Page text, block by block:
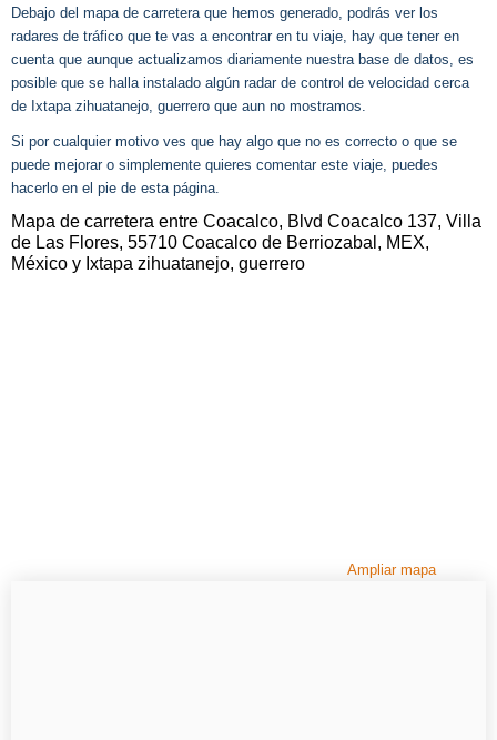
Debajo del mapa de carretera que hemos generado, podrás ver los
radares de tráfico que te vas a encontrar en tu viaje, hay que tener en
cuenta que aunque actualizamos diariamente nuestra base de datos, es
posible que se halla instalado algún radar de control de velocidad cerca
de Ixtapa zihuatanejo, guerrero que aun no mostramos.
Si por cualquier motivo ves que hay algo que no es correcto o que se
puede mejorar o simplemente quieres comentar este viaje, puedes
hacerlo en el pie de esta página.
Mapa de carretera entre Coacalco, Blvd Coacalco 137, Villa
de Las Flores, 55710 Coacalco de Berriozabal, MEX,
México y Ixtapa zihuatanejo, guerrero
Ampliar mapa